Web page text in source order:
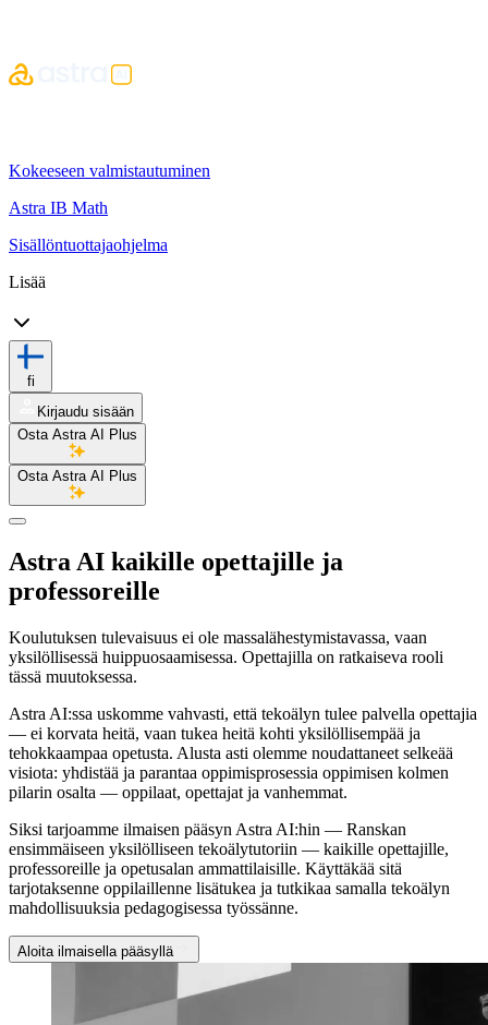
Kokeeseen valmistautuminen
Astra IB Math
Sisällöntuottajaohjelma
Lisää
fi
Kirjaudu sisään
Osta Astra AI Plus
Osta Astra AI Plus
Astra AI kaikille opettajille ja
professoreille
Koulutuksen tulevaisuus ei ole massalähestymistavassa, vaan
yksilöllisessä huippuosaamisessa. Opettajilla on ratkaiseva rooli
tässä muutoksessa.
Astra AI:ssa uskomme vahvasti, että tekoälyn tulee palvella opettajia
— ei korvata heitä, vaan tukea heitä kohti yksilöllisempää ja
tehokkaampaa opetusta. Alusta asti olemme noudattaneet selkeää
visiota: yhdistää ja parantaa oppimisprosessia oppimisen kolmen
pilarin osalta — oppilaat, opettajat ja vanhemmat.
Siksi tarjoamme ilmaisen pääsyn Astra AI:hin — Ranskan
ensimmäiseen yksilölliseen tekoälytutoriin — kaikille opettajille,
professoreille ja opetusalan ammattilaisille. Käyttäkää sitä
tarjotaksenne oppilaillenne lisätukea ja tutkikaa samalla tekoälyn
mahdollisuuksia pedagogisessa työssänne.
Aloita ilmaisella pääsyllä